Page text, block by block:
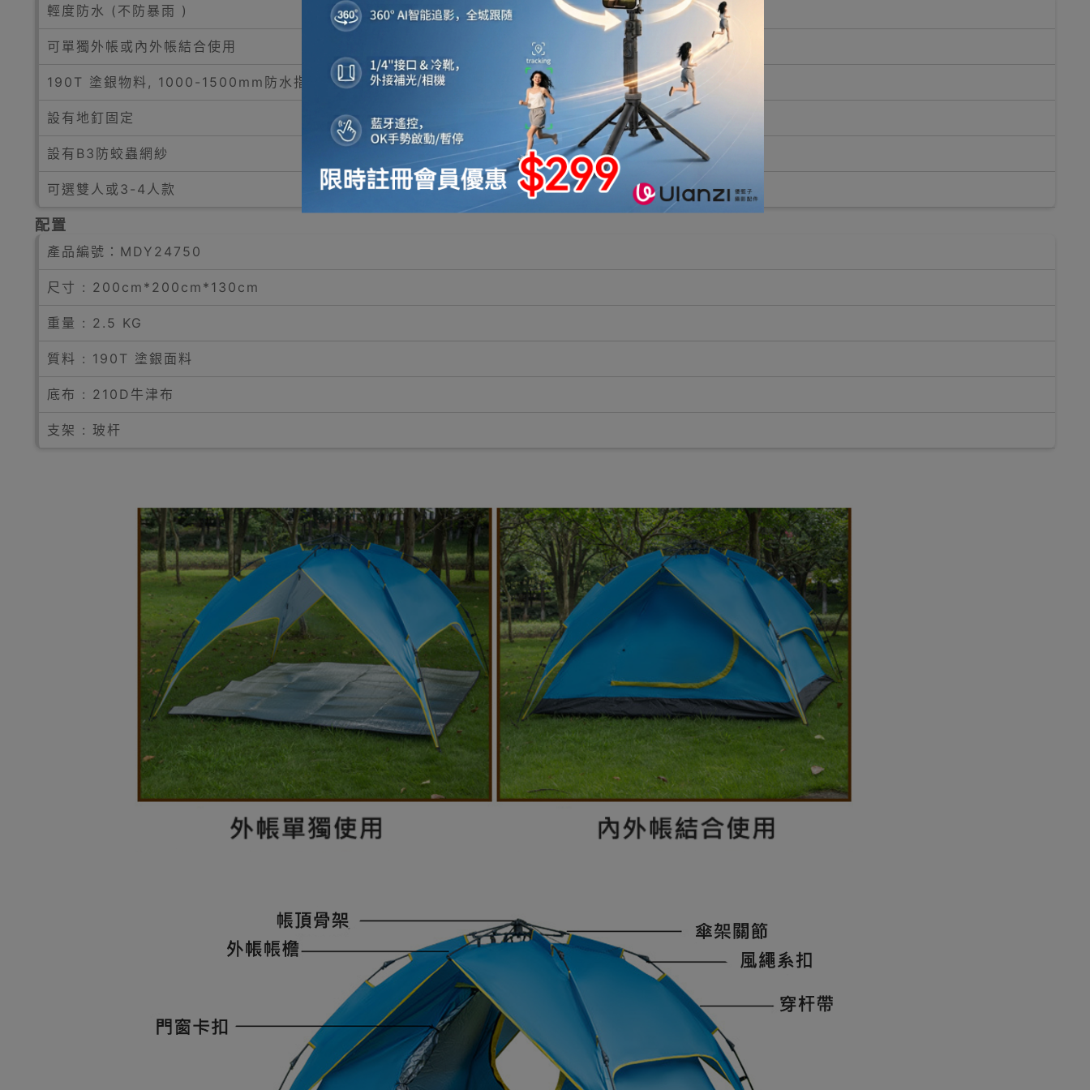
輕度防水 (不防暴雨 )
可單獨外帳或內外帳結合使用
190T 塗銀物料, 1000-1500mm防水指標
設有地釘固定
設有B3防蛟蟲網紗
可選雙人或3-4人款
配置
產品編號： MDY24750
尺寸 : 200cm*200cm*130cm
重量 : 2.5 KG
質料 : 190T 塗銀面料
底布 : 210D牛津布
支架 : 玻杆